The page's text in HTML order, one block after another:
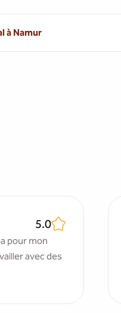
à Namur
5.0
pour mon
avec des